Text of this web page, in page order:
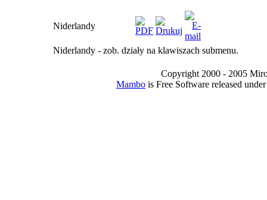
Niderlandy
Niderlandy - zob. działy na klawiszach submenu.
Copyright 2000 - 2005
Mambo is Free Software released